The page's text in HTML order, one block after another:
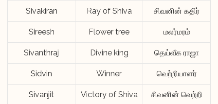
Sivakiran Ray of Shiva சிவனின் கதிர்
Sireesh Flower tree மலர்மரம்
Sivanthraj Divine king தெய்வீக ராஜா
Sidvin Winner வெற்றியாளர்
Sivanjit Victory of Shiva சிவனின் வெற்றி